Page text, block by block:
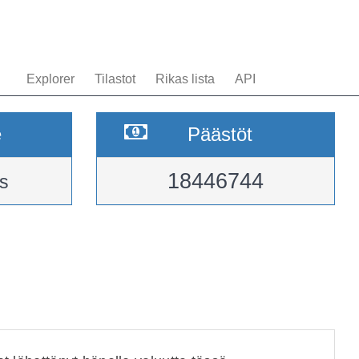
Explorer Tilastot Rikas lista API
Päästöt
18446744